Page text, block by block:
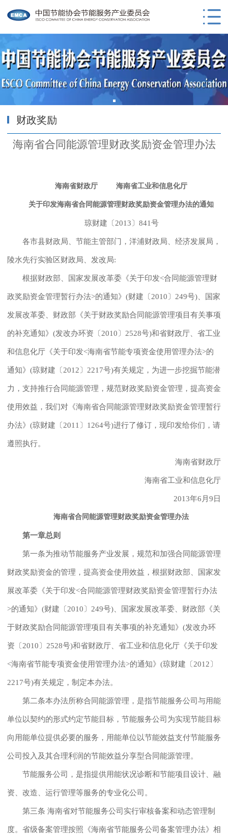
财政奖励
海南省合同能源管理财政奖励资金管理办法
海南省财政厅 海南省工业和信息化厅
关于印发海南省合同能源管理财政奖励资金管理办法的通知
琼财建〔2013〕841号
各市县财政局、节能主管部门，洋浦财政局、经济发展局，
陵水先行实验区财政局、发改局:
根据财政部、国家发展改革委《关于印发<合同能源管理财
政奖励资金管理暂行办法>的通知》(财建〔2010〕249号)、国家
发展改革委、财政部《关于财政奖励合同能源管理项目有关事项
的补充通知》(发改办环资〔2010〕2528号)和省财政厅、省工业
和信息化厅《关于印发<海南省节能专项资金使用管理办法>的
通知》(琼财建〔2012〕2217号)有关规定，为进一步挖掘节能潜
力，支持推行合同能源管理，规范财政奖励资金管理，提高资金
使用效益，我们对《海南省合同能源管理财政奖励资金管理暂行
办法》(琼财建〔2011〕1264号)进行了修订，现印发给你们，请
遵照执行。
海南省财政厅
海南省工业和信息化厅
2013年6月9日
海南省合同能源管理财政奖励资金管理办法
第一章总则
第一条为推动节能服务产业发展，规范和加强合同能源管理
财政奖励资金的管理，提高资金使用效益，根据财政部、国家发
展改革委《关于印发<合同能源管理财政奖励资金管理暂行办法
>的通知》(财建〔2010〕249号)、国家发展改革委、财政部《关
于财政奖励合同能源管理项目有关事项的补充通知》(发改办环
资〔2010〕2528号)和省财政厅、省工业和信息化厅《关于印发
<海南省节能专项资金使用管理办法>的通知》(琼财建〔2012〕
2217号)有关规定，制定本办法。
第二条本办法所称合同能源管理，是指节能服务公司与用能
单位以契约的形式约定节能目标，节能服务公司为实现节能目标
向用能单位提供必要的服务，用能单位以节能效益支付节能服务
公司投入及其合理利润的节能效益分享型合同能源管理。
节能服务公司，是指提供用能状况诊断和节能项目设计、融
资、改造、运行管理等服务的专业化公司。
第三条 海南省对节能服务公司实行审核备案和动态管理制
度。省级备案管理按照《海南省节能服务公司备案管理办法》相